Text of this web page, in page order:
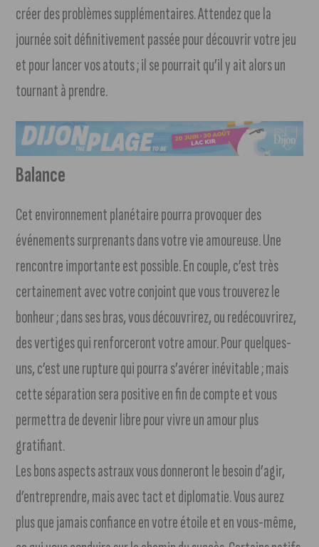
créer des problèmes supplémentaires. Attendez que la
journée soit définitivement passée pour découvrir votre jeu
et pour lancer vos atouts ; il se pourrait qu’il y ait alors un
tournant à prendre.
Balance
Cet environnement planétaire pourra provoquer des
événements surprenants dans votre vie amoureuse. Une
rencontre importante est possible. En couple, c’est très
certainement avec votre conjoint que vous trouverez le
bonheur ; dans ses bras, vous découvrirez, ou redécouvrirez,
des vertiges qui renforceront votre amour. Pour quelques-
uns, c’est une rupture qui pourra s’avérer inévitable ; mais
cette séparation sera positive en fin de compte et vous
permettra de devenir libre pour vivre un amour plus
gratifiant.
Les bons aspects astraux vous donneront le besoin d’agir,
d’entreprendre, mais avec tact et diplomatie. Vous aurez
plus que jamais confiance en votre étoile et en vous-même,